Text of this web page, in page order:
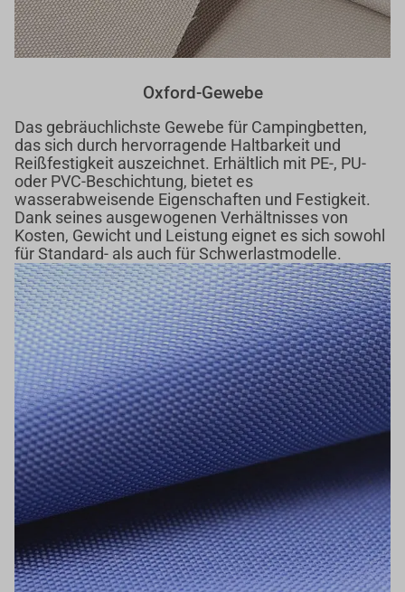
Oxford-Gewebe
Das gebräuchlichste Gewebe für Campingbetten,
das sich durch hervorragende Haltbarkeit und
Reißfestigkeit auszeichnet. Erhältlich mit PE-, PU-
oder PVC-Beschichtung, bietet es
wasserabweisende Eigenschaften und Festigkeit.
Dank seines ausgewogenen Verhältnisses von
Kosten, Gewicht und Leistung eignet es sich sowohl
für Standard- als auch für Schwerlastmodelle.